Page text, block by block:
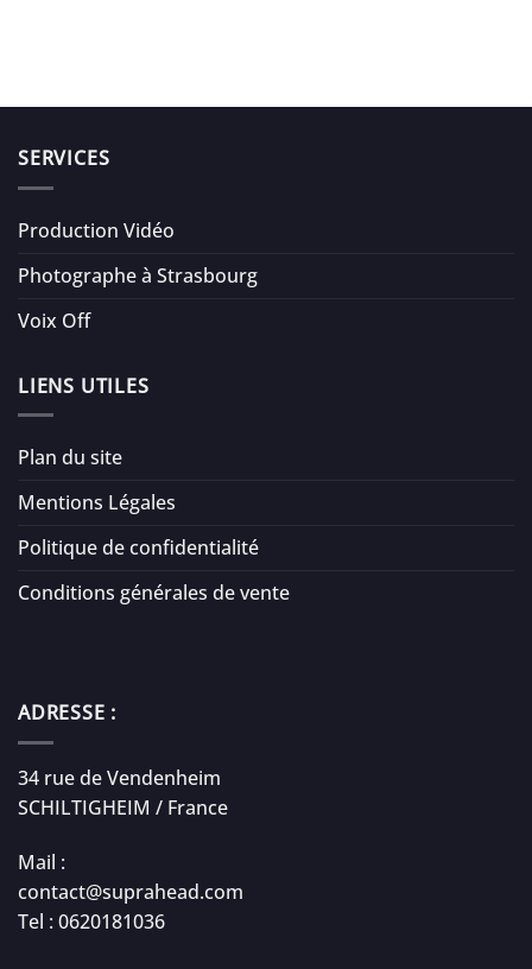
SERVICES
Production Vidéo
Photographe à Strasbourg
Voix Off
LIENS UTILES
Plan du site
Mentions Légales
Politique de confidentialité
Conditions générales de vente
ADRESSE :
34 rue de Vendenheim
SCHILTIGHEIM / France
Mail :
contact@suprahead.com
Tel : 0620181036